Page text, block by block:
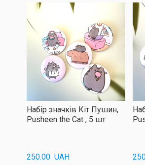
Набір значків Кіт Пушин,
Pusheen the Cat , 5 шт
250.00  UAH